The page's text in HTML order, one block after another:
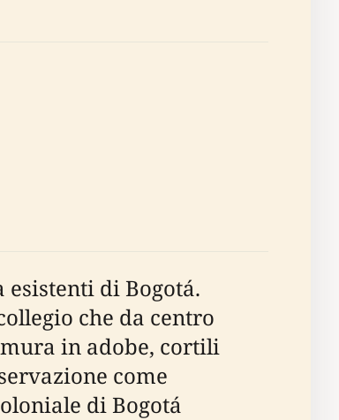
di Bogotá.
che da centro
in adobe, cortili
come
di Bogotá